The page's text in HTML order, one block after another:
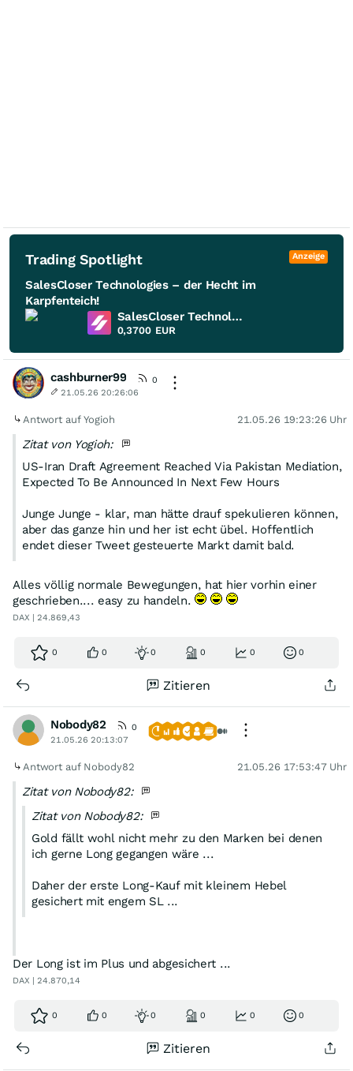
Trading Spotlight Anzeige
SalesCloser Technologies – der Hecht im
Karpfenteich!
SalesCloser Technologies
0,3700 EUR
cashburner99
0
21.05.26 20:26:06
Antwort auf Yogioh 21.05.26 19:23:26 Uhr
Zitat von Yogioh:
US-Iran Draft Agreement Reached Via Pakistan Mediation,
Expected To Be Announced In Next Few Hours
Junge Junge - klar, man hätte drauf spekulieren können,
aber das ganze hin und her ist echt übel. Hoffentlich
endet dieser Tweet gesteuerte Markt damit bald.
Alles völlig normale Bewegungen, hat hier vorhin einer
geschrieben.... easy zu handeln.
DAX | 24.869,43
0 0 0 0 0 0
Zitieren
Nobody82
0
21.05.26 20:13:07
Antwort auf Nobody82 21.05.26 17:53:47 Uhr
Zitat von Nobody82:
Zitat von Nobody82:
Gold fällt wohl nicht mehr zu den Marken bei denen
ich gerne Long gegangen wäre ...
Daher der erste Long-Kauf mit kleinem Hebel
gesichert mit engem SL ...
Bei Etoro sind fast 100% Long ...
kann man mittlerweile überall lesen ...
oben??? ...
Der Long ist im Plus und abgesichert ...
DAX | 24.870,14
0 0 0 0 0 0
Zitieren